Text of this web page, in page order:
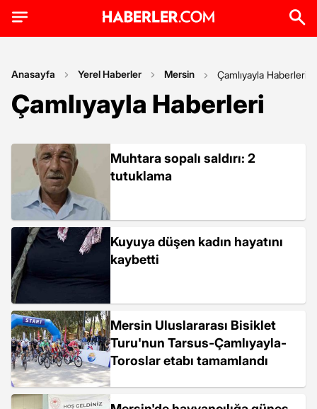
Anasayfa Yerel Haberler Mersin Çamlıyayla Haberleri
Çamlıyayla Haberleri
Muhtara sopalı saldırı: 2
tutuklama
Kuyuya düşen kadın hayatını
kaybetti
Mersin Uluslararası Bisiklet
Turu'nun Tarsus-Çamlıyayla-
Toroslar etabı tamamlandı